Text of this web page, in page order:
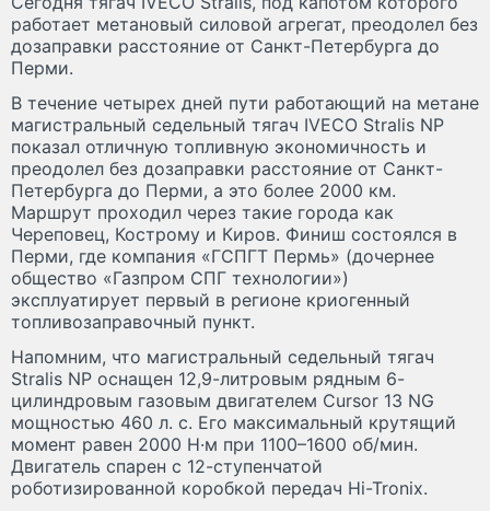
работает метановый силовой агрегат, преодолел без
дозаправки расстояние от Санкт-Петербурга до
Перми.
В течение четырех дней пути работающий на метане
магистральный седельный тягач IVECO Stralis NP
показал отличную топливную экономичность и
преодолел без дозаправки расстояние от Санкт-
Петербурга до Перми, а это более 2000 км.
Маршрут проходил через такие города как
Череповец, Кострому и Киров. Финиш состоялся в
Перми, где компания «ГСПГТ Пермь» (дочернее
общество «Газпром СПГ технологии»)
эксплуатирует первый в регионе криогенный
топливозаправочный пункт.
Напомним, что магистральный седельный тягач
Stralis NP оснащен 12,9-литровым рядным 6-
цилиндровым газовым двигателем Сursor 13 NG
мощностью 460 л. с. Его максимальный крутящий
момент равен 2000 Н·м при 1100–1600 об/мин.
Двигатель спарен с 12-ступенчатой
роботизированной коробкой передач Hi-Tronix.